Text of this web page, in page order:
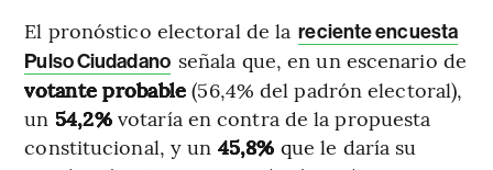
El pronóstico electoral de la reciente encuesta
Pulso Ciudadano señala que, en un escenario de
votante probable (56,4% del padrón electoral),
un 54,2%votaría en contra de la propuesta
constitucional, y un 45,8% que le daría su